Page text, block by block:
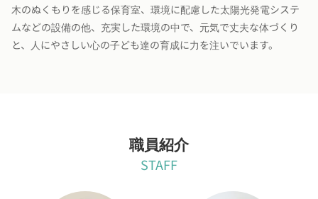
木のぬくもりを感じる保育室、環境に配慮した太陽光発電システ
ムなどの設備の他、充実した環境の中で、元気で丈夫な体づくり
と、人にやさしい心の子ども達の育成に力を注いでいます。
職員紹介
STAFF